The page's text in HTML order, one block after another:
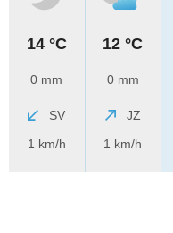
14 °C
0 mm
SV
1 km/h
12 °C
0 mm
JZ
1 km/h